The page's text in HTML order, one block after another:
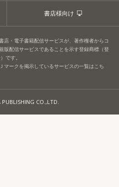
書店様向け
店・電子書籍配信サービスが、著作権者からコ
版配信サービスであることを示す登録商標（登
です。
マークを掲示しているサービスの一覧はこち
CO.,LTD.